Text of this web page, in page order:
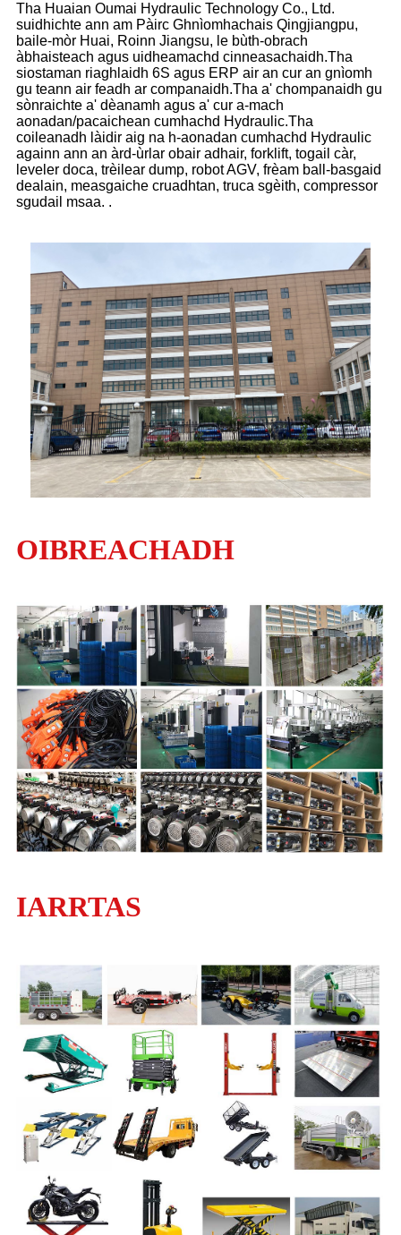
Tha Huaian Oumai Hydraulic Technology Co., Ltd.
suidhichte ann am Pàirc Ghnìomhachais Qingjiangpu,
baile-mòr Huai, Roinn Jiangsu, le bùth-obrach
àbhaisteach agus uidheamachd cinneasachaidh.Tha
siostaman riaghlaidh 6S agus ERP air an cur an gnìomh
gu teann air feadh ar companaidh.Tha a' chompanaidh gu
sònraichte a' dèanamh agus a' cur a-mach
aonadan/pacaichean cumhachd Hydraulic.Tha
coileanadh làidir aig na h-aonadan cumhachd Hydraulic
againn ann an àrd-ùrlar obair adhair, forklift, togail càr,
leveler doca, trèilear dump, robot AGV, frèam ball-basgaid
dealain, measgaiche cruadhtan, truca sgèith, compressor
sgudail msaa. .
OIBREACHADH
IARRTAS